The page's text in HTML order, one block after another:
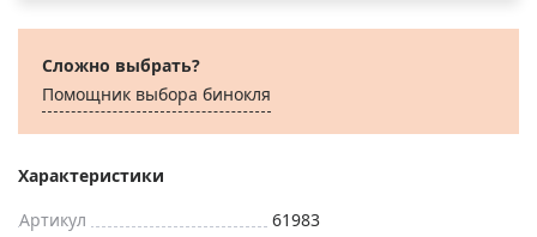
Сложно выбрать?
Помощник выбора бинокля
Характеристики
Артикул
61983